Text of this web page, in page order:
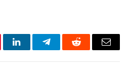
LinkedInTelegramReddit Email